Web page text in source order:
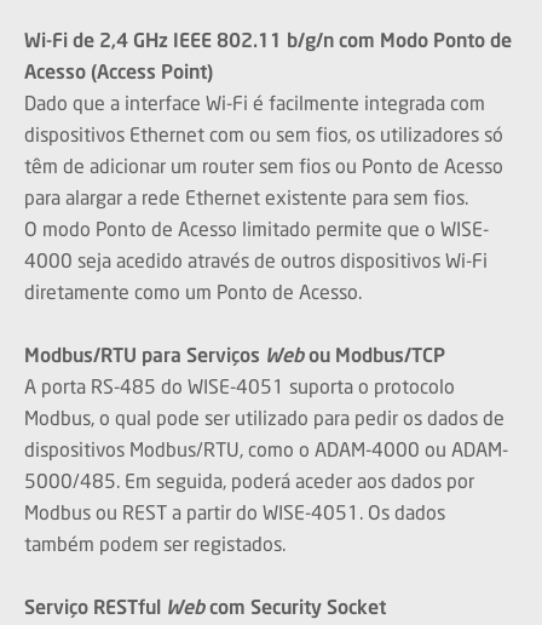
Wi-Fi de 2,4 GHz IEEE 802.11 b/g/n com Modo Ponto de
Acesso (Access Point)
Dado que a interface Wi-Fi é facilmente integrada com
dispositivos Ethernet com ou sem fios, os utilizadores só
têm de adicionar um router sem fios ou Ponto de Acesso
para alargar a rede Ethernet existente para sem fios.
O modo Ponto de Acesso limitado permite que o WISE-
4000 seja acedido através de outros dispositivos Wi-Fi
diretamente como um Ponto de Acesso.
Modbus/RTU para Serviços Webou Modbus/TCP
A porta RS-485 do WISE-4051 suporta o protocolo
Modbus, o qual pode ser utilizado para pedir os dados de
dispositivos Modbus/RTU, como o ADAM-4000 ou ADAM-
5000/485. Em seguida, poderá aceder aos dados por
Modbus ou REST a partir do WISE-4051. Os dados
também podem ser registados.
Serviço RESTful Webcom Security Socket